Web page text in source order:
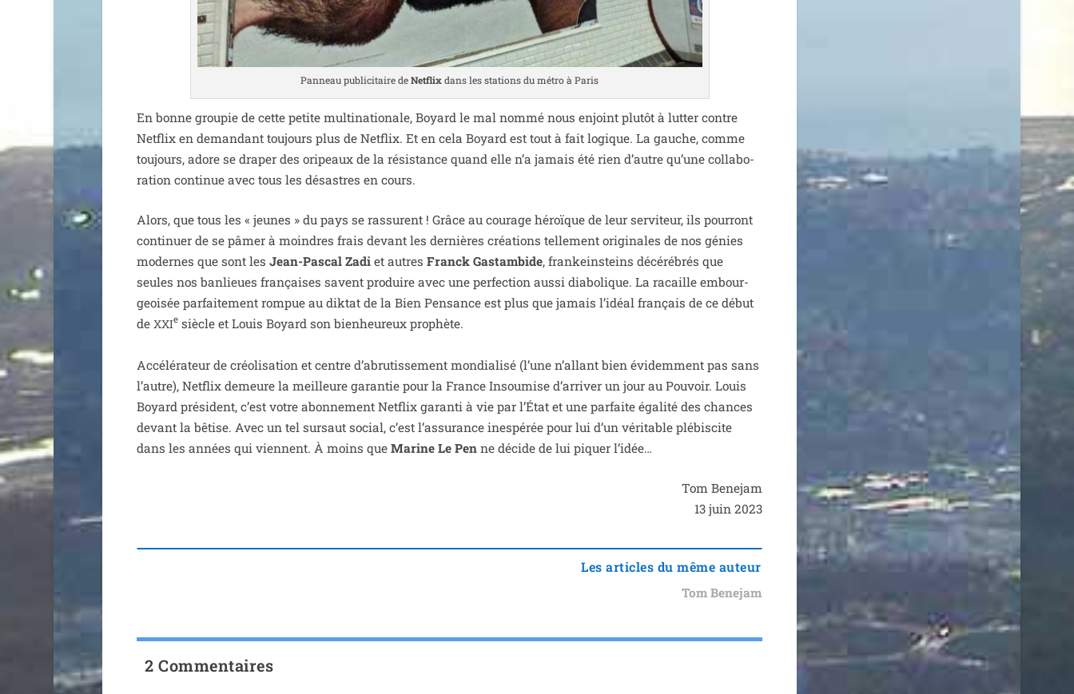
Panneau publi­ci­taire deNetflixdans les sta­tions du métro à Paris
En bonne grou­pie de cette petite mul­ti­na­tio­nale, Boyard le mal nom­mé nous enjoint plu­tôt à lut­ter contre
Netflix en deman­dant tou­jours plus de Netflix. Et en cela Boyard est tout à fait logique. La gauche, comme
tou­jours, adore se dra­per des ori­peaux de la résis­tance quand elle n’a jamais été rien d’autre qu’une col­la­bo­
ra­tion conti­nue avec tous les désastres en cours.
Alors, que tous les « jeunes » du pays se ras­surent ! Grâce au cou­rage héroïque de leur ser­vi­teur, ils pour­ront
conti­nuer de se pâmer à moindres frais devant les der­nières créa­tions tel­le­ment ori­gi­nales de nos génies
modernes que sont lesJean-Pascal Zadi et autresFranck Gastambide, fran­kein­steins décé­ré­brés que
seules nos ban­lieues fran­çaises savent pro­duire avec une per­fec­tion aus­si dia­bo­lique. La racaille embour­
geoi­sée par­fai­te­ment rom­pue au dik­tat de la Bien Pensance est plus que jamais l’idéal fran­çais de ce début
deXXIe siècle et Louis Boyard son bien­heu­reux prophète.
Accélérateur de créo­li­sa­tion et centre d’a­bru­tis­se­ment mon­dia­li­sé (l’une n’allant bien évi­dem­ment pas sans
l’autre), Netflix demeure la meilleure garan­tie pour la France Insoumise d’arriver un jour au Pouvoir. Louis
Boyard pré­sident, c’est votre abon­ne­ment Netflix garan­ti à vie par l’État et une par­faite éga­li­té des chances
devant la bêtise. Avec un tel sur­saut social, c’est l’assurance ines­pé­rée pour lui d’un véri­table plé­bis­cite
dans les années qui viennent. À moins queMarine Le Pen ne décide de lui piquer l’idée…
Tom Benejam
13 juin 2023
Les articles du même auteur
Tom Benejam
2 Commentaires